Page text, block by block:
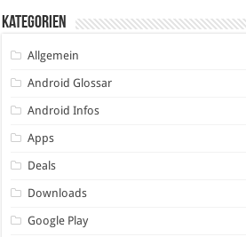
Kategorien
Allgemein
Android Glossar
Android Infos
Apps
Deals
Downloads
Google Play